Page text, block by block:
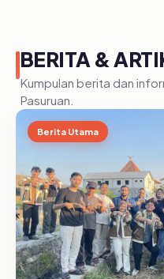
BERITA &
Kumpulan berita dan
Pasuruan.
Berita Utama